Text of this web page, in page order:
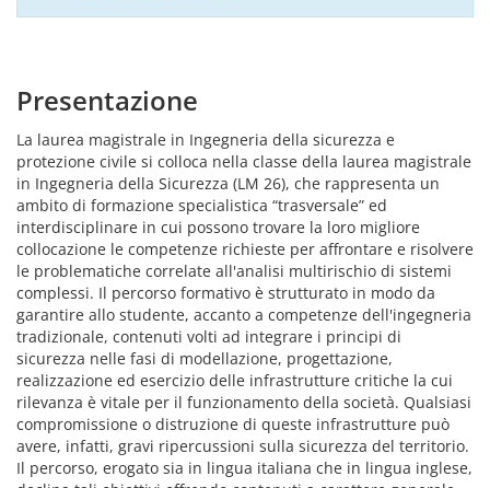
Presentazione
La laurea magistrale in Ingegneria della sicurezza e
protezione civile si colloca nella classe della laurea magistrale
in Ingegneria della Sicurezza (LM 26), che rappresenta un
ambito di formazione specialistica “trasversale” ed
interdisciplinare in cui possono trovare la loro migliore
collocazione le competenze richieste per affrontare e risolvere
le problematiche correlate all'analisi multirischio di sistemi
complessi. Il percorso formativo è strutturato in modo da
garantire allo studente, accanto a competenze dell'ingegneria
tradizionale, contenuti volti ad integrare i principi di
sicurezza nelle fasi di modellazione, progettazione,
realizzazione ed esercizio delle infrastrutture critiche la cui
rilevanza è vitale per il funzionamento della società. Qualsiasi
compromissione o distruzione di queste infrastrutture può
avere, infatti, gravi ripercussioni sulla sicurezza del territorio.
Il percorso, erogato sia in lingua italiana che in lingua inglese,